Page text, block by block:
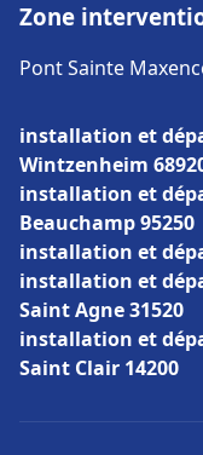
Zone
Pont Sainte
installation et
Wintzenheim
installation et
Beauchamp 95250
installation et
installation et
Saint Agne 31520
installation et
Saint Clair 14200